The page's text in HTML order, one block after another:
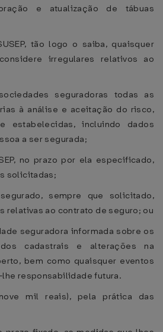
e atualização de tábuas
tão logo o saiba, quaisquer
irregulares relativos ao
seguradoras todas as
à análise e aceitação do risco,
estabelecidas, incluindo dados
a ser segurada;
no prazo por ela especificado,
solicitadas;
sempre que solicitado,
relativas ao contrato de seguro; ou
seguradora informada sobre os
cadastrais e alterações na
bem como quaisquer eventos
responsabilidade futura.
mil reais), pela prática das